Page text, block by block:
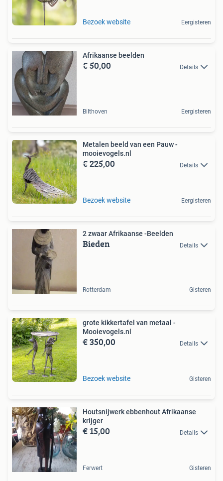
Bezoek website Eergisteren
Afrikaanse beelden
€ 50,00 Details
Bilthoven Eergisteren
Metalen beeld van een Pauw -
mooievogels.nl
€ 225,00 Details
Bezoek website Eergisteren
2 zwaar Afrikaanse -Beelden
Bieden Details
Rotterdam Gisteren
grote kikkertafel van metaal -
Mooievogels.nl
€ 350,00 Details
Bezoek website Gisteren
Houtsnijwerk ebbenhout Afrikaanse
krijger
€ 15,00 Details
Ferwert Gisteren